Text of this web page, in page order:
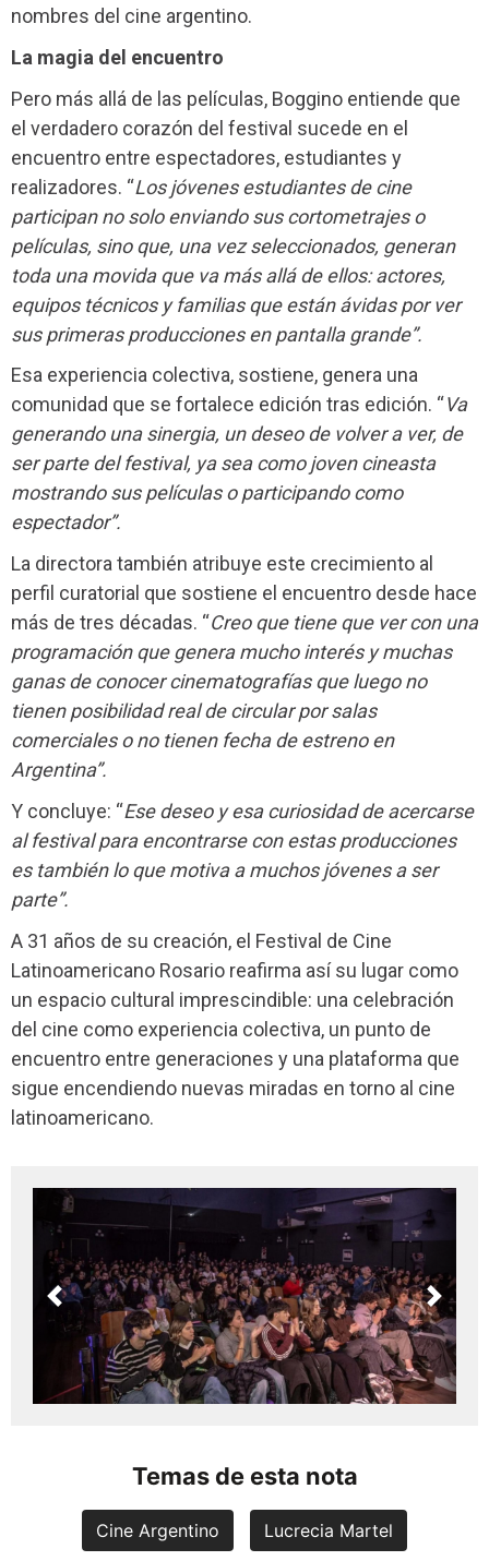
nombres del cine argentino.
La magia del encuentro
Pero más allá de las películas, Boggino entiende que
el verdadero corazón del festival sucede en el
encuentro entre espectadores, estudiantes y
realizadores. “Los jóvenes estudiantes de cine
participan no solo enviando sus cortometrajes o
películas, sino que, una vez seleccionados, generan
toda una movida que va más allá de ellos: actores,
equipos técnicos y familias que están ávidas por ver
sus primeras producciones en pantalla grande”.
Esa experiencia colectiva, sostiene, genera una
comunidad que se fortalece edición tras edición. “Va
generando una sinergia, un deseo de volver a ver, de
ser parte del festival, ya sea como joven cineasta
mostrando sus películas o participando como
espectador”.
La directora también atribuye este crecimiento al
perfil curatorial que sostiene el encuentro desde hace
más de tres décadas. “Creo que tiene que ver con una
programación que genera mucho interés y muchas
ganas de conocer cinematografías que luego no
tienen posibilidad real de circular por salas
comerciales o no tienen fecha de estreno en
Argentina”.
Y concluye: “Ese deseo y esa curiosidad de acercarse
al festival para encontrarse con estas producciones
es también lo que motiva a muchos jóvenes a ser
parte”.
A 31 años de su creación, el Festival de Cine
Latinoamericano Rosario reafirma así su lugar como
un espacio cultural imprescindible: una celebración
del cine como experiencia colectiva, un punto de
encuentro entre generaciones y una plataforma que
sigue encendiendo nuevas miradas en torno al cine
latinoamericano.
Previous Next
Temas de esta nota
Cine Argentino Lucrecia Martel